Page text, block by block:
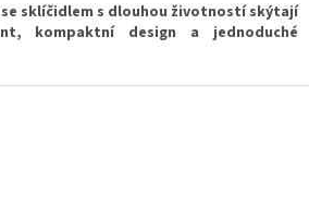
l
á
c
sklíčidlem s dlouhou životností skýtají
kompaktní design a jednoduché